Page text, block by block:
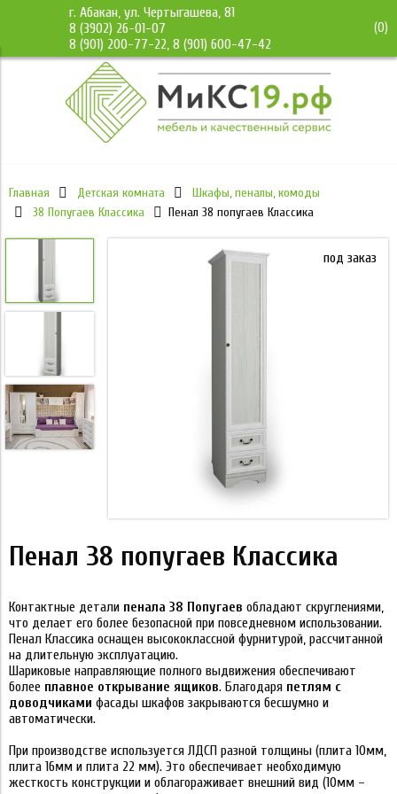
г. Абакан, ул. Чертыгашева, 81
8 (3902) 26-01-07
8 (901) 200-77-22, 8 (901) 600-47-42
(0)
Главная Детская комната
Шкафы, пеналы, комоды
38 Попугаев Классика
Пенал 38 попугаев Классика
под заказ
Пенал 38 попугаев Классика
Контактные детали пенала 38 Попугаев обладают скруглениями,
что делает его более безопасной при повседневном использовании.
Пенал Классика оснащен высококлассной фурнитурой, рассчитанной
на длительную эксплуатацию.
Шариковые направляющие полного выдвижения обеспечивают
более плавное открывание ящиков. Благодаря петлям с
доводчиками фасады шкафов закрываются бесшумно и
автоматически.
При производстве используется ЛДСП разной толщины (плита 10мм,
плита 16мм и плита 22 мм). Это обеспечивает необходимую
жесткость конструкции и облагораживает внешний вид (10мм –